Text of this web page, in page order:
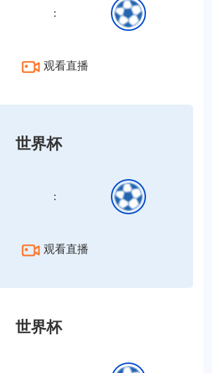
:
观看直播
世界杯
:
观看直播
世界杯